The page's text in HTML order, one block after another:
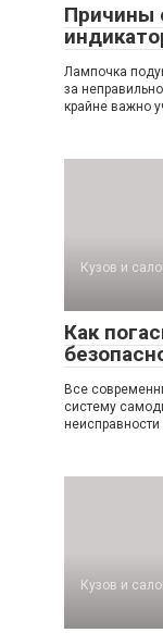
Причины
Лампочка
за
крайне важно
Кузов и
Как
Все
систему
Кузов и